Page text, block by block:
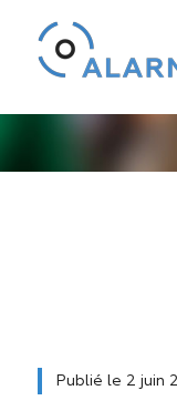
Publié le 2 juin